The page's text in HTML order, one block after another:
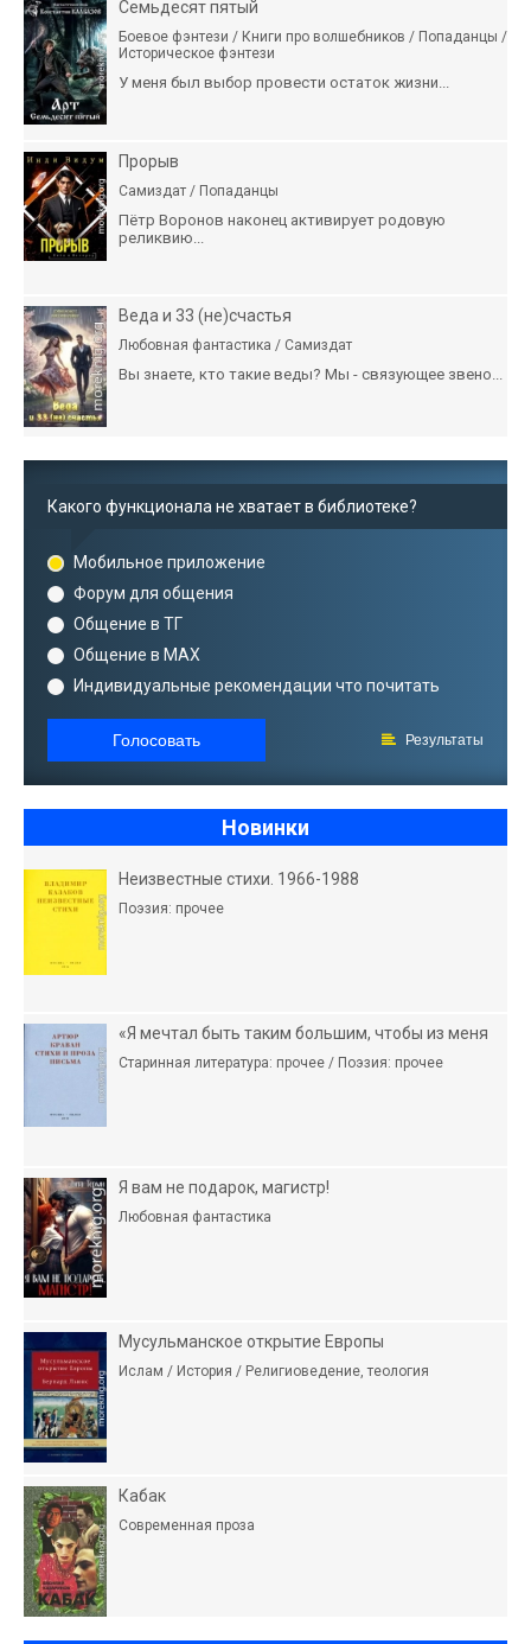
Семьдесят пятый
Боевое фэнтези / Книги про волшебников / Попаданцы /
Историческое фэнтези
У меня был выбор провести остаток жизни...
Прорыв
Самиздат / Попаданцы
Пётр Воронов наконец активирует родовую
реликвию...
Веда и 33 (не)счастья
Любовная фантастика / Самиздат
Вы знаете, кто такие веды? Мы - связующее звено...
Какого функционала не хватает в библиотеке?
Мобильное приложение
Форум для общения
Общение в ТГ
Общение в MAX
Индивидуальные рекомендации что почитать
Голосовать Результаты
Новинки
Неизвестные стихи. 1966-1988
Поэзия: прочее
«Я мечтал быть таким большим, чтобы из меня
Старинная литература: прочее / Поэзия: прочее
Я вам не подарок, магистр!
Любовная фантастика
Мусульманское открытие Европы
Ислам / История / Религиоведение, теология
Кабак
Современная проза